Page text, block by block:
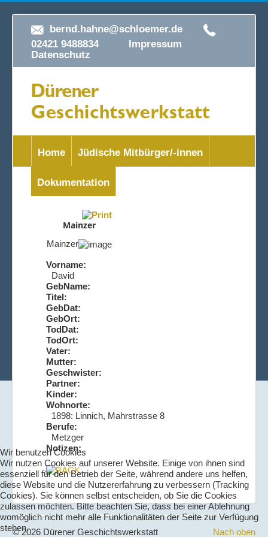
bernd.hahne@schloemer.de
02421 9488834 Impressum
Datenschutz
Home Jüdische Mitbürger/-innen
Dokumentation
Mainzer
Mainzer
Vorname:
David
GebName:
Titel:
GebDat:
GebOrt:
TodDat:
TodOrt:
Vater:
Mutter:
Geschwister:
Partner:
Kinder:
Wohnorte:
1898: Linnich, Mahrstrasse 8
Berufe:
Metzger
Notizen:
Nach oben
© 2026 Dürener Geschichtswerkstatt
Wir benutzen Cookies
Wir nutzen Cookies auf unserer Website. Einige von ihnen sind
essenziell für den Betrieb der Seite, während andere uns helfen,
diese Website und die Nutzererfahrung zu verbessern (Tracking
Cookies). Sie können selbst entscheiden, ob Sie die Cookies
zulassen möchten. Bitte beachten Sie, dass bei einer Ablehnung
womöglich nicht mehr alle Funktionalitäten der Seite zur Verfügung
stehen.